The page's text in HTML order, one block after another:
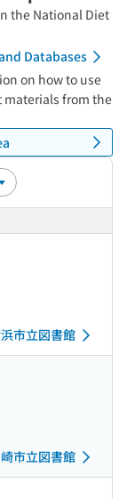
the National Diet
Databases
on how to use
materials from the
市立図書館
市立図書館